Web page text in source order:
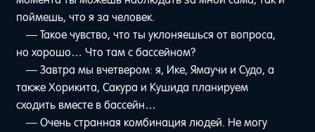
поймешь, что я за человек.
— Такое чувство, что ты уклоняешься от вопроса,
но хорошо… Что там с бассейном?
— Завтра мы вчетвером: я, Ике, Ямаучи и Судо, а
также Хорикита, Сакура и Кушида планируем
сходить вместе в бассейн…
— Очень странная комбинация людей. Не могу